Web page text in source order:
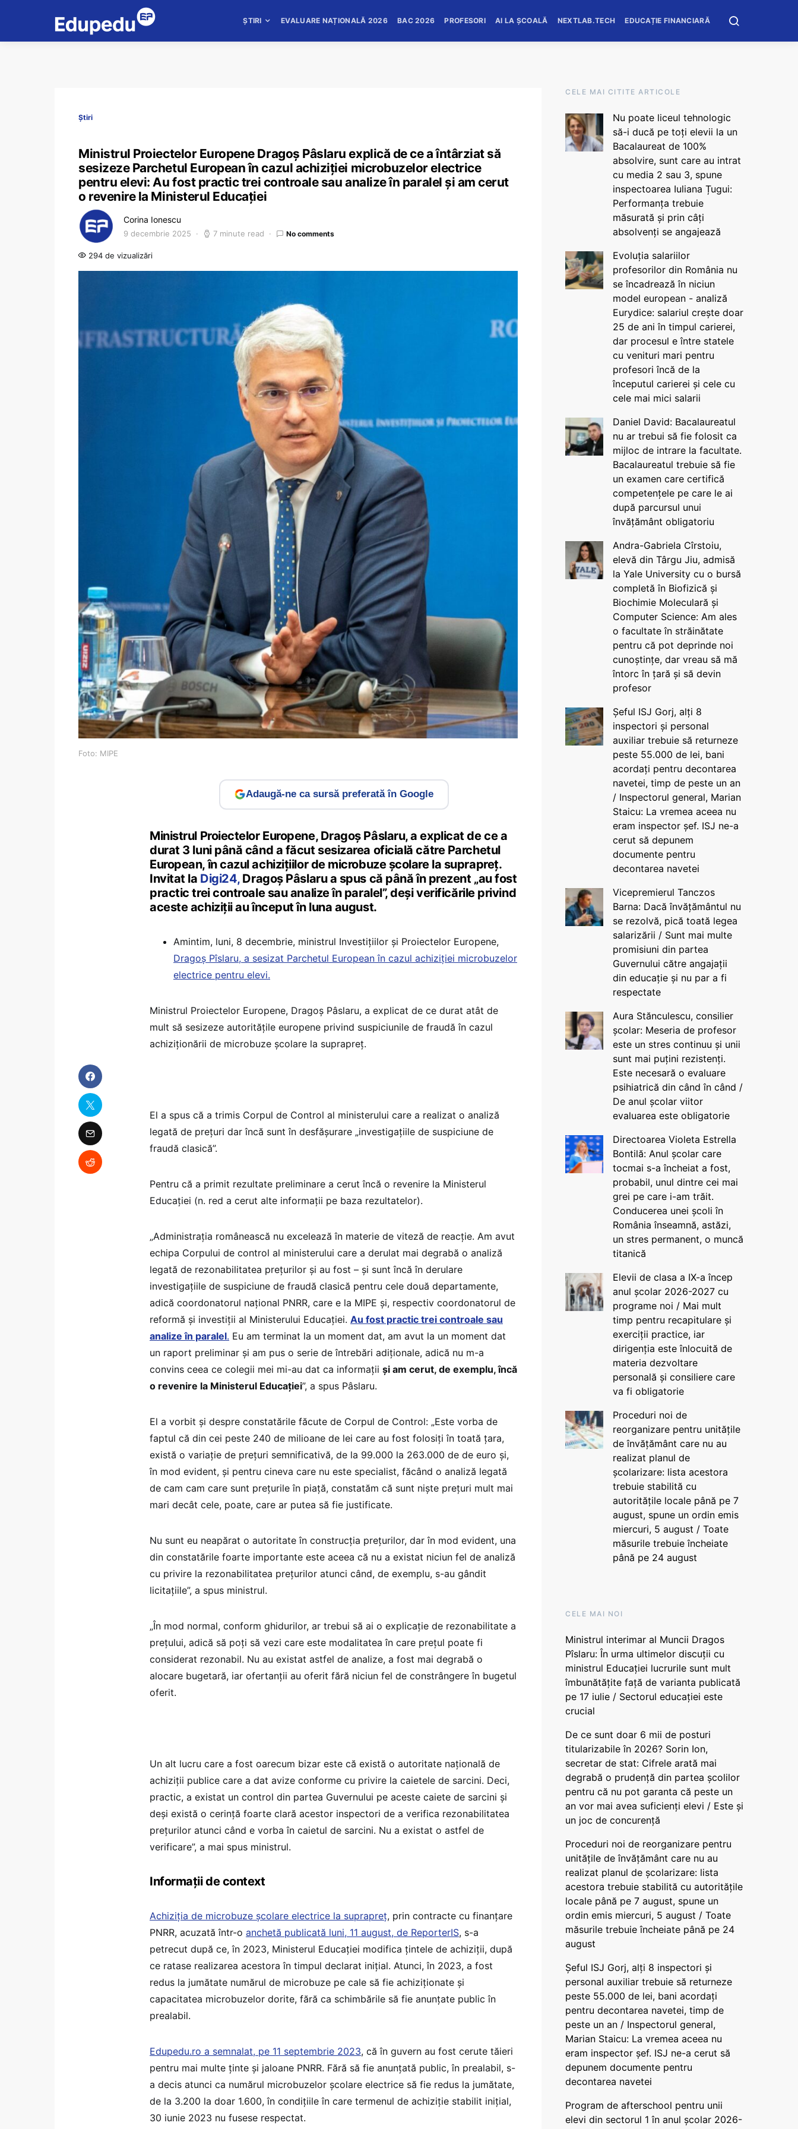
ȘTIRI EVALUARE NAȚIONALĂ 2026 BAC 2026 PROFESORI AI LA ȘCOALĂ NEXTLAB.TECH EDUCAȚIE FINANCIARĂ
Știri
Ministrul Proiectelor Europene Dragoș Pâslaru explică de ce a întârziat să
sesizeze Parchetul European în cazul achiziției microbuzelor electrice
pentru elevi: Au fost practic trei controale sau analize în paralel și am cerut
o revenire la Ministerul Educației
Corina Ionescu
9 decembrie 2025 7 minute read No comments
294 de vizualizări
Foto: MIPE
Adaugă-ne ca sursă preferată în Google
Ministrul Proiectelor Europene, Dragoș Pâslaru, a explicat de ce a
durat 3 luni până când a făcut sesizarea oficială către Parchetul
European, în cazul achizițiilor de microbuze școlare la suprapreț.
Invitat la Digi24,Dragoș Pâslaru a spus că până în prezent „au fost
practic trei controale sau analize în paralel”, deși verificările privind
aceste achiziții au început în luna august.
Amintim, luni, 8 decembrie, ministrul Investițiilor și Proiectelor Europene,
Dragoș Pîslaru, a sesizat Parchetul European în cazul achiziției microbuzelor
electrice pentru elevi.
Ministrul Proiectelor Europene, Dragoș Pâslaru, a explicat de ce durat atât de
mult să sesizeze autoritățile europene privind suspiciunile de fraudă în cazul
achiziționării de microbuze școlare la suprapreț.
El a spus că a trimis Corpul de Control al ministerului care a realizat o analiză
legată de prețuri dar încă sunt în desfășurare „investigațiile de suspiciune de
fraudă clasică”.
Pentru că a primit rezultate preliminare a cerut încă o revenire la Ministerul
Educației (n. red a cerut alte informații pe baza rezultatelor).
„Administrația românească nu excelează în materie de viteză de reacție. Am avut
echipa Corpului de control al ministerului care a derulat mai degrabă o analiză
legată de rezonabilitatea prețurilor și au fost – și sunt încă în derulare
investigațiile de suspiciune de fraudă clasică pentru cele două departamente,
adică coordonatorul național PNRR, care e la MIPE și, respectiv coordonatorul de
reformă și investiții al Ministerului Educației. Au fost practic trei controale sau
analize în paralel. Eu am terminat la un moment dat, am avut la un moment dat
un raport preliminar și am pus o serie de întrebări adiționale, adică nu m-a
convins ceea ce colegii mei mi-au dat ca informații și am cerut, de exemplu, încă
o revenire la Ministerul Educației”, a spus Pâslaru.
El a vorbit și despre constatările făcute de Corpul de Control: „Este vorba de
faptul că din cei peste 240 de milioane de lei care au fost folosiți în toată țara,
există o variație de prețuri semnificativă, de la 99.000 la 263.000 de de euro și,
în mod evident, și pentru cineva care nu este specialist, făcând o analiză legată
de cam cam care sunt prețurile în piață, constatăm că sunt niște prețuri mult mai
mari decât cele, poate, care ar putea să fie justificate.
Nu sunt eu neapărat o autoritate în construcția prețurilor, dar în mod evident, una
din constatările foarte importante este aceea că nu a existat niciun fel de analiză
cu privire la rezonabilitatea prețurilor atunci când, de exemplu, s-au gândit
licitațiile”, a spus ministrul.
„În mod normal, conform ghidurilor, ar trebui să ai o explicație de rezonabilitate a
prețului, adică să poți să vezi care este modalitatea în care prețul poate fi
considerat rezonabil. Nu au existat astfel de analize, a fost mai degrabă o
alocare bugetară, iar ofertanții au oferit fără niciun fel de constrângere în bugetul
oferit.
Un alt lucru care a fost oarecum bizar este că există o autoritate națională de
achiziții publice care a dat avize conforme cu privire la caietele de sarcini. Deci,
practic, a existat un control din partea Guvernului pe aceste caiete de sarcini și
deși există o cerință foarte clară acestor inspectori de a verifica rezonabilitatea
prețurilor atunci când e vorba în caietul de sarcini. Nu a existat o astfel de
verificare”, a mai spus ministrul.
Informații de context
Achiziția de microbuze școlare electrice la suprapreț, prin contracte cu finanțare
PNRR, acuzată într-o anchetă publicată luni, 11 august, de ReporterIS, s-a
petrecut după ce, în 2023, Ministerul Educației modifica țintele de achiziții, după
ce ratase realizarea acestora în timpul declarat inițial. Atunci, în 2023, a fost
redus la jumătate numărul de microbuze pe cale să fie achiziționate și
capacitatea microbuzelor dorite, fără ca schimbările să fie anunțate public în
prealabil.
Edupedu.ro a semnalat, pe 11 septembrie 2023, că în guvern au fost cerute tăieri
pentru mai multe ținte și jaloane PNRR. Fără să fie anunțată public, în prealabil, s-
a decis atunci ca numărul microbuzelor școlare electrice să fie redus la jumătate,
de la 3.200 la doar 1.600, în condițiile în care termenul de achiziție stabilit inițial,
30 iunie 2023 nu fusese respectat.
CELE MAI CITITE ARTICOLE
Nu poate liceul tehnologic
să-i ducă pe toți elevii la un
Bacalaureat de 100%
absolvire, sunt care au intrat
cu media 2 sau 3, spune
inspectoarea Iuliana Țugui:
Performanța trebuie
măsurată și prin câți
absolvenți se angajează
Evoluția salariilor
profesorilor din România nu
se încadrează în niciun
model european - analiză
Eurydice: salariul crește doar
25 de ani în timpul carierei,
dar procesul e între statele
cu venituri mari pentru
profesori încă de la
începutul carierei și cele cu
cele mai mici salarii
Daniel David: Bacalaureatul
nu ar trebui să fie folosit ca
mijloc de intrare la facultate.
Bacalaureatul trebuie să fie
un examen care certifică
competențele pe care le ai
după parcursul unui
învățământ obligatoriu
Andra-Gabriela Cîrstoiu,
elevă din Târgu Jiu, admisă
la Yale University cu o bursă
completă în Biofizică și
Biochimie Moleculară și
Computer Science: Am ales
o facultate în străinătate
pentru că pot deprinde noi
cunoștințe, dar vreau să mă
întorc în țară și să devin
profesor
Șeful ISJ Gorj, alți 8
inspectori și personal
auxiliar trebuie să returneze
peste 55.000 de lei, bani
acordați pentru decontarea
navetei, timp de peste un an
/ Inspectorul general, Marian
Staicu: La vremea aceea nu
eram inspector șef. ISJ ne-a
cerut să depunem
documente pentru
decontarea navetei
Vicepremierul Tanczos
Barna: Dacă învățământul nu
se rezolvă, pică toată legea
salarizării / Sunt mai multe
promisiuni din partea
Guvernului către angajații
din educație și nu par a fi
respectate
Aura Stănculescu, consilier
școlar: Meseria de profesor
este un stres continuu și unii
sunt mai puțini rezistenți.
Este necesară o evaluare
psihiatrică din când în când /
De anul școlar viitor
evaluarea este obligatorie
Directoarea Violeta Estrella
Bontilă: Anul școlar care
tocmai s-a încheiat a fost,
probabil, unul dintre cei mai
grei pe care i-am trăit.
Conducerea unei școli în
România înseamnă, astăzi,
un stres permanent, o muncă
titanică
Elevii de clasa a IX-a încep
anul școlar 2026-2027 cu
programe noi / Mai mult
timp pentru recapitulare și
exerciții practice, iar
dirigenția este înlocuită de
materia dezvoltare
personală și consiliere care
va fi obligatorie
Proceduri noi de
reorganizare pentru unitățile
de învățământ care nu au
realizat planul de
școlarizare: lista acestora
trebuie stabilită cu
autoritățile locale până pe 7
august, spune un ordin emis
miercuri, 5 august / Toate
măsurile trebuie încheiate
până pe 24 august
CELE MAI NOI
Ministrul interimar al Muncii Dragos
Pîslaru: În urma ultimelor discuții cu
ministrul Educației lucrurile sunt mult
îmbunătățite față de varianta publicată
pe 17 iulie / Sectorul educației este
crucial
De ce sunt doar 6 mii de posturi
titularizabile în 2026? Sorin Ion,
secretar de stat: Cifrele arată mai
degrabă o prudență din partea școlilor
pentru că nu pot garanta că peste un
an vor mai avea suficienți elevi / Este și
un joc de concurență
Proceduri noi de reorganizare pentru
unitățile de învățământ care nu au
realizat planul de școlarizare: lista
acestora trebuie stabilită cu autoritățile
locale până pe 7 august, spune un
ordin emis miercuri, 5 august / Toate
măsurile trebuie încheiate până pe 24
august
Șeful ISJ Gorj, alți 8 inspectori și
personal auxiliar trebuie să returneze
peste 55.000 de lei, bani acordați
pentru decontarea navetei, timp de
peste un an / Inspectorul general,
Marian Staicu: La vremea aceea nu
eram inspector șef. ISJ ne-a cerut să
depunem documente pentru
decontarea navetei
Program de afterschool pentru unii
elevi din sectorul 1 în anul școlar 2026-